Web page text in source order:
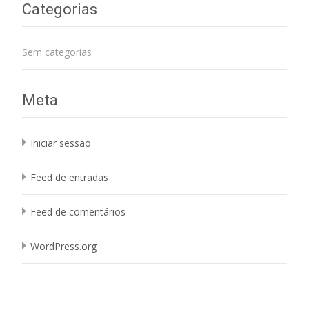
Categorias
Sem categorias
Meta
Iniciar sessão
Feed de entradas
Feed de comentários
WordPress.org